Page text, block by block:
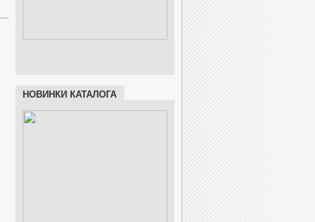
НОВИНКИ КАТАЛОГА